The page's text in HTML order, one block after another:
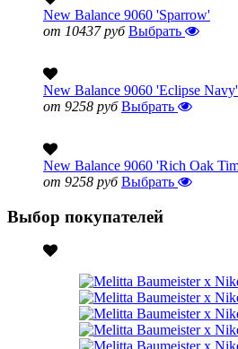
New Balance 9060 'Sparrow'
от 10437 руб Выбрать
New Balance 9060 'Eclipse Navy'
от 9258 руб Выбрать
New Balance 9060 'Rich Oak
от 9258 руб Выбрать
Выбор покупателей